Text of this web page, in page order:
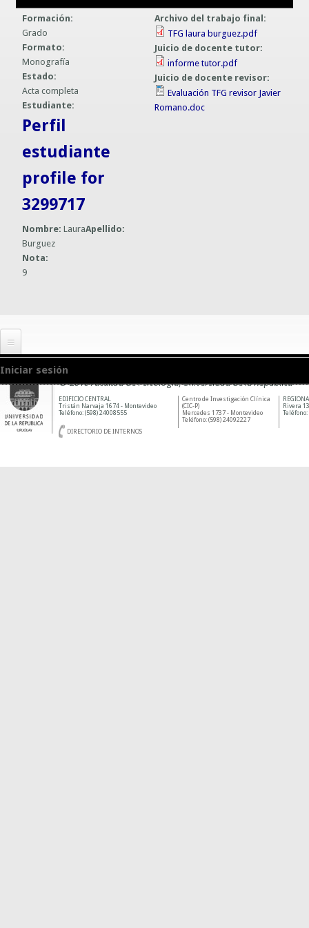
Guías prácticas o proyectos
Información sobre SPAM y Phising
Formación:
Grado
Formato:
Monografía
Estado:
Acta completa
Estudiante:
Perfil
estudiante
profile for
3299717
Nombre:LauraApellido:
Burguez
Nota:
9
Archivo del trabajo final:
TFG laura burguez.pdf
Juicio de docente tutor:
informe tutor.pdf
Juicio de docente revisor:
Evaluación TFG revisor Javier
Romano.doc
Iniciar sesión
© 2010 Facultad de Psicología, Universidad de la República
Rivera
Teléfono:
Centro de Investigación Clínica
(CIC-P)
Mercedes 1737 - Montevideo
Teléfono: (598) 24092227
EDIFICIO CENTRAL
Tristán Narvaja 1674 - Montevideo
Teléfono: (598) 24008555
DIRECTORIO DE INTERNOS